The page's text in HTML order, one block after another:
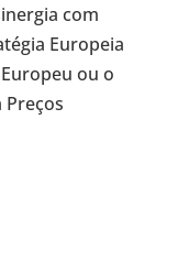
com
Europeia
ou o
Preços